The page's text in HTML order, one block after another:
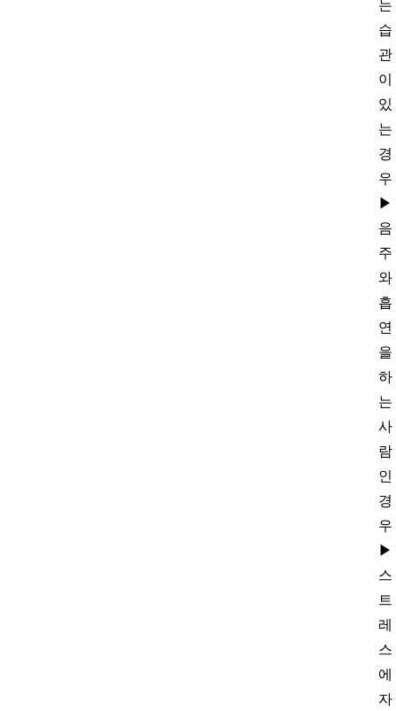
는
습
관
이
있
는
경
우
▶
음
주
와
흡
연
을
하
는
사
람
인
경
우
▶
스
트
레
스
에
자